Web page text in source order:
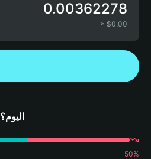
0.00362278
≈ $0.00
ما رأيك في SERAPH اليوم؟
50%